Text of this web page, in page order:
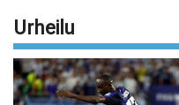
Urheilu